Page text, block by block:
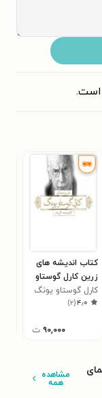
است.
کتاب اندیشه های
زرین کارل گوستاو
یونگ (دوزبانه)
کارل گوستاو یونگ
۴٫۰(۲)
۹۰,۰۰۰ ت
مشاهده
همه